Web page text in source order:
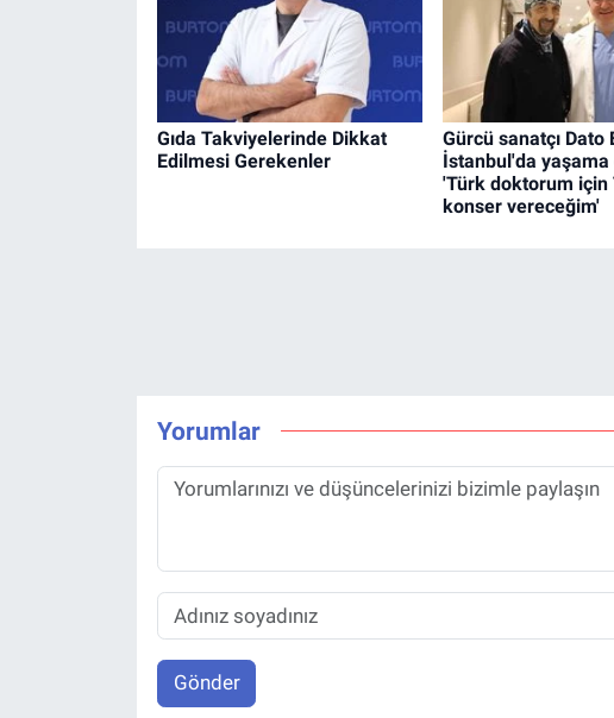
Gıda Takviyelerinde Dikkat
Edilmesi Gerekenler
Gürcü sanatçı Dato
İstanbul'da yaşama
'Türk doktorum
konser vereceğim'
Yorumlar
Gönder